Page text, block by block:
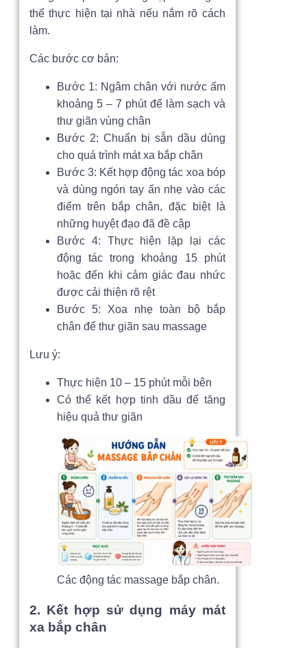
thể thực hiện tại nhà nếu nắm rõ cách
làm.
Các bước cơ bản:
Bước 1: Ngâm chân với nước ấm
khoảng 5 – 7 phút để làm sạch và
thư giãn vùng chân
Bước 2: Chuẩn bị sẵn dầu dùng
cho quá trình mát xa bắp chân
Bước 3: Kết hợp động tác xoa bóp
và dùng ngón tay ấn nhẹ vào các
điểm trên bắp chân, đặc biệt là
những huyệt đạo đã đề cập
Bước 4: Thực hiện lặp lại các
động tác trong khoảng 15 phút
hoặc đến khi cảm giác đau nhức
được cải thiện rõ rệt
Bước 5: Xoa nhẹ toàn bộ bắp
chân để thư giãn sau massage
Lưu ý:
Thực hiện 10 – 15 phút mỗi bên
Có thể kết hợp tinh dầu để tăng
hiệu quả thư giãn
Các động tác massage bắp chân.
2. Kết hợp sử dụng máy mát
xa bắp chân